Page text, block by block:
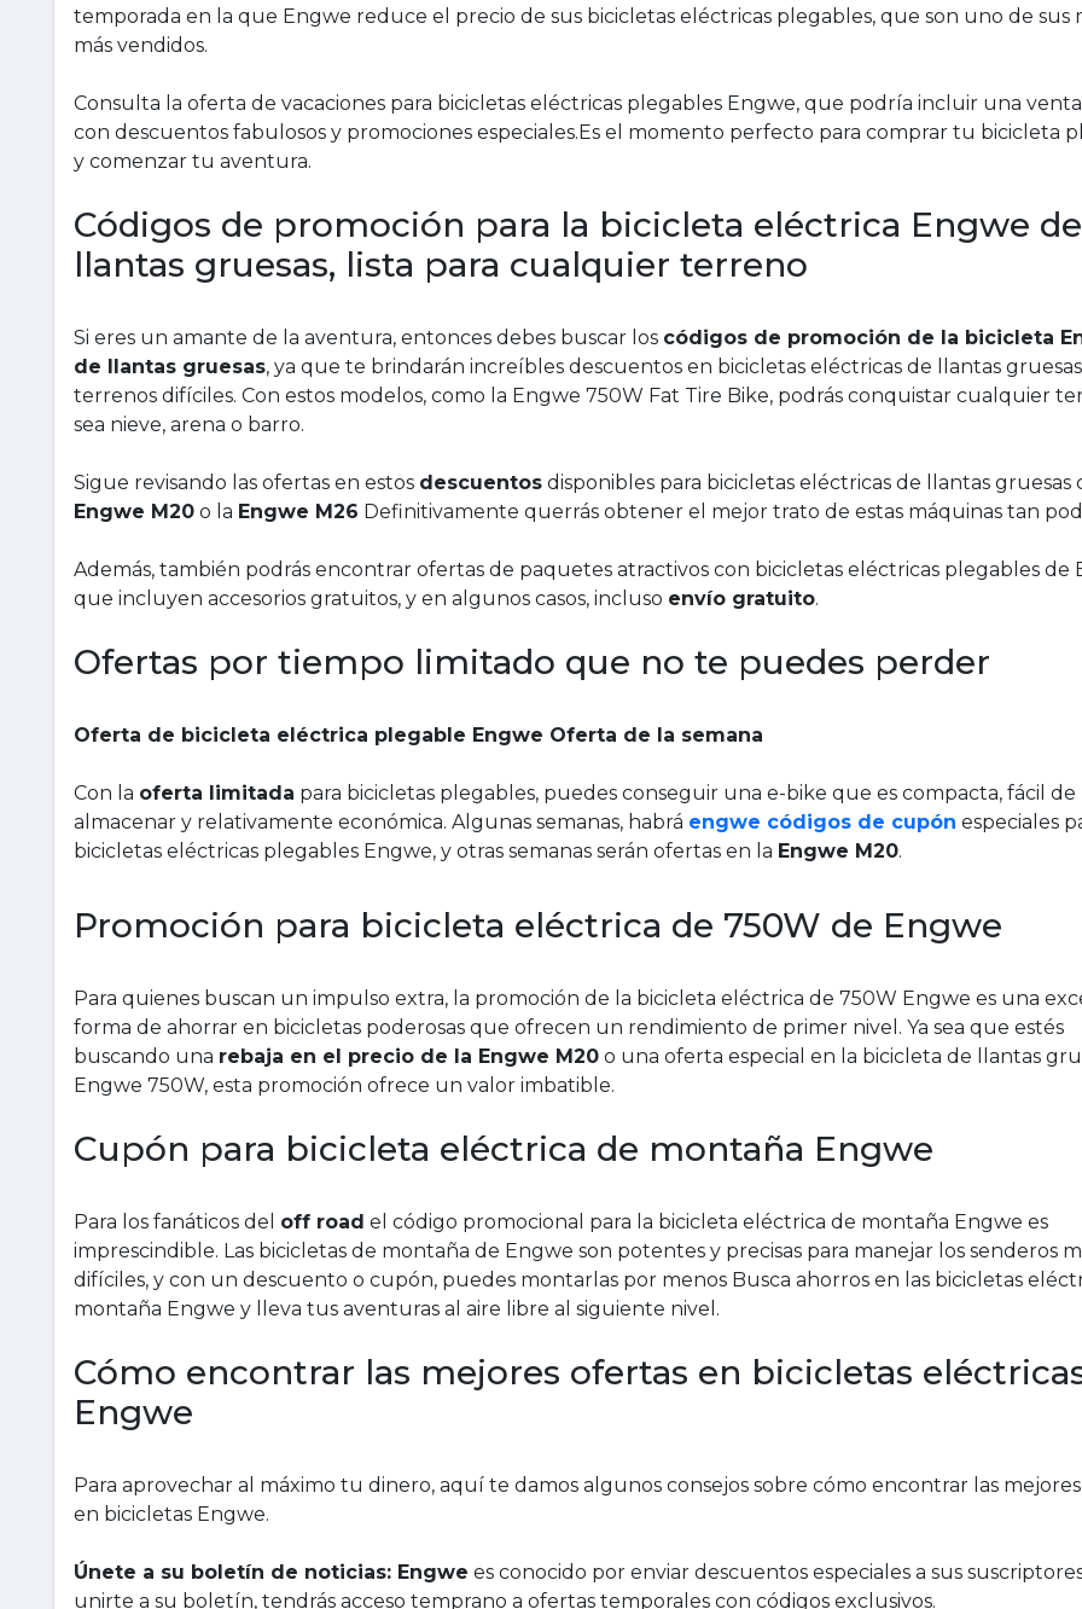
temporada en la que Engwe reduce el precio de sus bicicletas eléctricas plegables, que son uno de sus
más vendidos.
Consulta la oferta de vacaciones para bicicletas eléctricas plegables Engwe, que podría incluir una
con descuentos fabulosos y promociones especiales.Es el momento perfecto para comprar tu bicicleta
y comenzar tu aventura.
Códigos de promoción para la bicicleta eléctrica Engwe de
llantas gruesas, lista para cualquier terreno
Si eres un amante de la aventura, entonces debes buscar los códigos de promoción de la bicicleta
de llantas gruesas, ya que te brindarán increíbles descuentos en bicicletas eléctricas de llantas
terrenos difíciles. Con estos modelos, como la Engwe 750W Fat Tire Bike, podrás conquistar cualquier
sea nieve, arena o barro.
Sigue revisando las ofertas en estos descuentos disponibles para bicicletas eléctricas de llantas gruesas
Engwe M20 o la Engwe M26 Definitivamente querrás obtener el mejor trato de estas máquinas tan
Además, también podrás encontrar ofertas de paquetes atractivos con bicicletas eléctricas plegables de
que incluyen accesorios gratuitos, y en algunos casos, incluso envío gratuito.
Ofertas por tiempo limitado que no te puedes perder
Oferta de bicicleta eléctrica plegable Engwe Oferta de la semana
Con la oferta limitada para bicicletas plegables, puedes conseguir una e-bike que es compacta, fácil de
almacenar y relativamente económica. Algunas semanas, habrá engwe códigos de cupón especiales
bicicletas eléctricas plegables Engwe, y otras semanas serán ofertas en la Engwe M20.
Promoción para bicicleta eléctrica de 750W de Engwe
Para quienes buscan un impulso extra, la promoción de la bicicleta eléctrica de 750W Engwe es una
forma de ahorrar en bicicletas poderosas que ofrecen un rendimiento de primer nivel. Ya sea que estés
buscando una rebaja en el precio de la Engwe M20 o una oferta especial en la bicicleta de llantas
Engwe 750W, esta promoción ofrece un valor imbatible.
Cupón para bicicleta eléctrica de montaña Engwe
Para los fanáticos del off road el código promocional para la bicicleta eléctrica de montaña Engwe es
imprescindible. Las bicicletas de montaña de Engwe son potentes y precisas para manejar los senderos
difíciles, y con un descuento o cupón, puedes montarlas por menos Busca ahorros en las bicicletas
montaña Engwe y lleva tus aventuras al aire libre al siguiente nivel.
Cómo encontrar las mejores ofertas en bicicletas
Engwe
Para aprovechar al máximo tu dinero, aquí te damos algunos consejos sobre cómo encontrar las
en bicicletas Engwe.
Únete a su boletín de noticias: Engwe es conocido por enviar descuentos especiales a sus
unirte a su boletín, tendrás acceso temprano a ofertas temporales con códigos exclusivos.